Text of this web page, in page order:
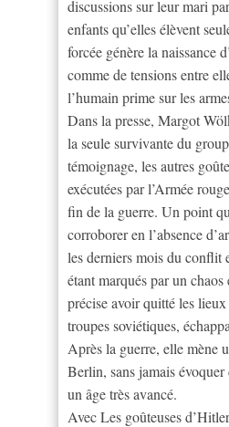
discussions sur leur mari
enfants qu’elles élèvent
forcée génère la naissance
comme de tensions entre
l’humain prime sur les
Dans la presse, Margot
la seule survivante du
témoignage, les autres
exécutées par l’Armée
fin de la guerre. Un point
corroborer en l’absence
les derniers mois du conflit
étant marqués par un
précise avoir quitté les lieux
troupes soviétiques,
Après la guerre, elle mène
Berlin, sans jamais évoquer
un âge très avancé.
Avec Les goûteuses